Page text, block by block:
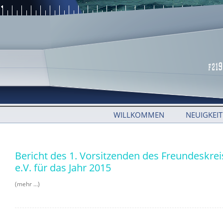
WILLKOMMEN
Bericht des 1. Vorsitzenden des
e.V. für das Jahr 2015
(mehr …)